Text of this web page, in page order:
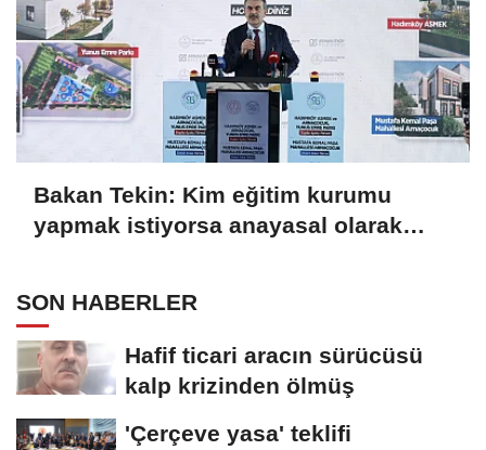
Bakan Tekin: Kim eğitim kurumu
yapmak istiyorsa anayasal olarak
SON HABERLER
Hafif ticari aracın sürücüsü
kalp krizinden ölmüş
'Çerçeve yasa' teklifi